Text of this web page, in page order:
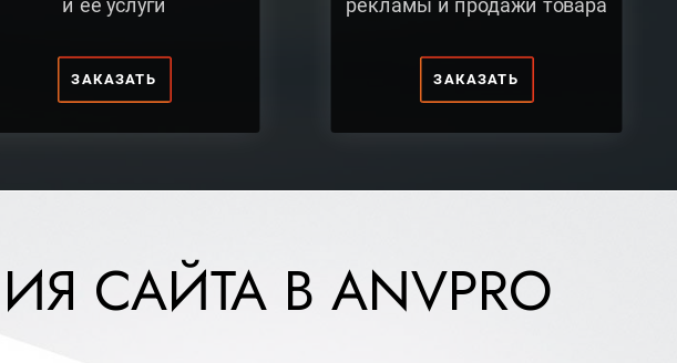
и ее услуги
ЗАКАЗАТЬ
рекламы и продажи товара
ЗАКАЗАТЬ
САЙТА В ANVPRO